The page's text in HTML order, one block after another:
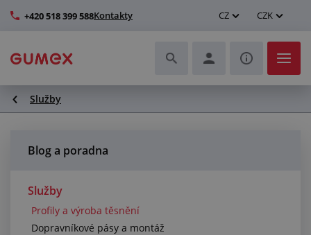
+420 518 399 588Kontakty CZ CZK
Hadice a jejich kompletace
Dopravníkové pásy a montáž
Služby
Blog a poradna
Služby
Profily a výroba těsnění
Dopravníkové pásy a montáž